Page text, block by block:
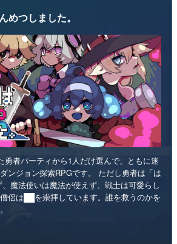
めつしました。
勇者パーティから1人だけ選んで、ともに迷
ンジョン探索RPGです。 ただし勇者は「は
魔法使いは魔法が使えず、戦士は可愛らし
侶は██を崇拝しています。誰を救うのかを